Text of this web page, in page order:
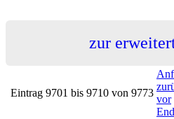
zur
Eintrag 9701 bis 9710 von 9773
vor